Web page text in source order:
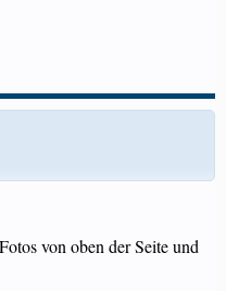
von oben der Seite und